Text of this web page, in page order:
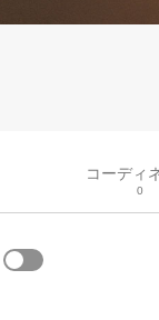
コーディ
0